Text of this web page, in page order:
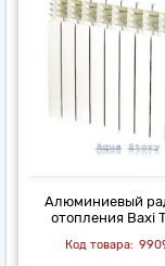
Алюминиевый
отопления Baxi